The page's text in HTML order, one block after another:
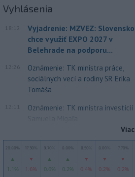
Vyhlásenia
18:12
Vyjadrenie: MZVEZ: Slovensko
chce využiť EXPO 2027 v
Belehrade na podporu...
12:26
Oznámenie: TK ministra práce,
sociálnych vecí a rodiny SR Erika
Tomáša
Oznámenie: TK ministra investícií
Samuela Migaľa
Viac